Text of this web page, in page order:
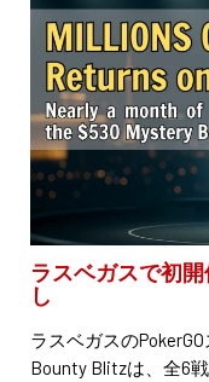
ラスベガスで初
し
ラスベガスの
Bounty Blitzは、全6